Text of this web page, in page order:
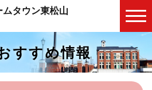
タウン東松山
すすめ情報